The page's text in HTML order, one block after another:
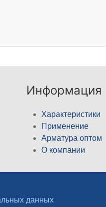
Информация
Характеристики
Применение
Арматура оптом
О компании
данных